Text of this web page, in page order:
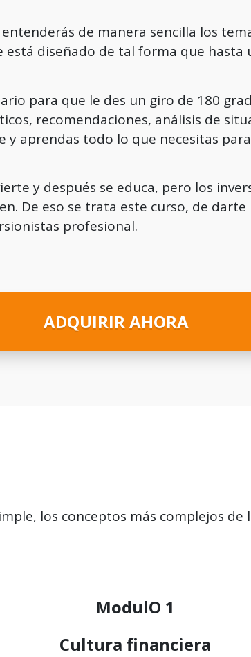
de manera sencilla los
diseñado de tal forma que hasta
para que le des un giro de 180
recomendaciones, análisis de
y aprendas todo lo que necesitas
y después se educa, pero los
De eso se trata este curso, de
profesional.
ADQUIRIR AHORA
los conceptos más complejos de
ModulO 1
Cultura financiera